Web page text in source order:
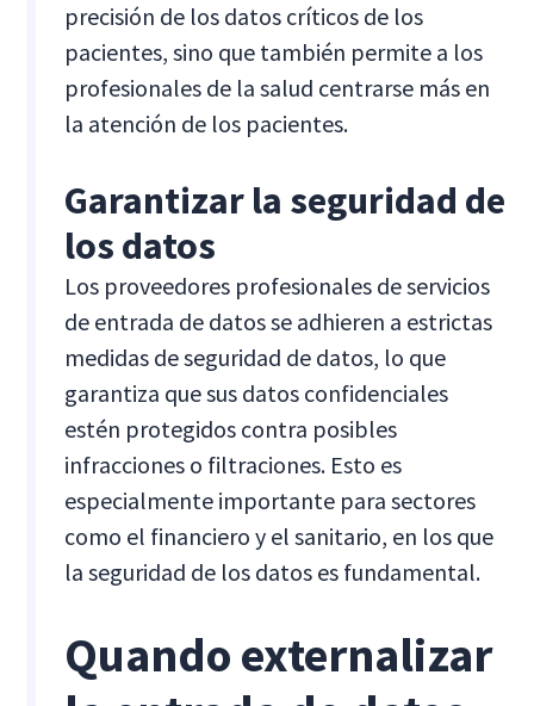
precisión de los datos críticos de los
pacientes, sino que también permite a los
profesionales de la salud centrarse más en
la atención de los pacientes.
Garantizar la seguridad de
los datos
Los proveedores profesionales de servicios
de entrada de datos se adhieren a estrictas
medidas de seguridad de datos, lo que
garantiza que sus datos confidenciales
estén protegidos contra posibles
infracciones o filtraciones. Esto es
especialmente importante para sectores
como el financiero y el sanitario, en los que
la seguridad de los datos es fundamental.
Quando externalizar